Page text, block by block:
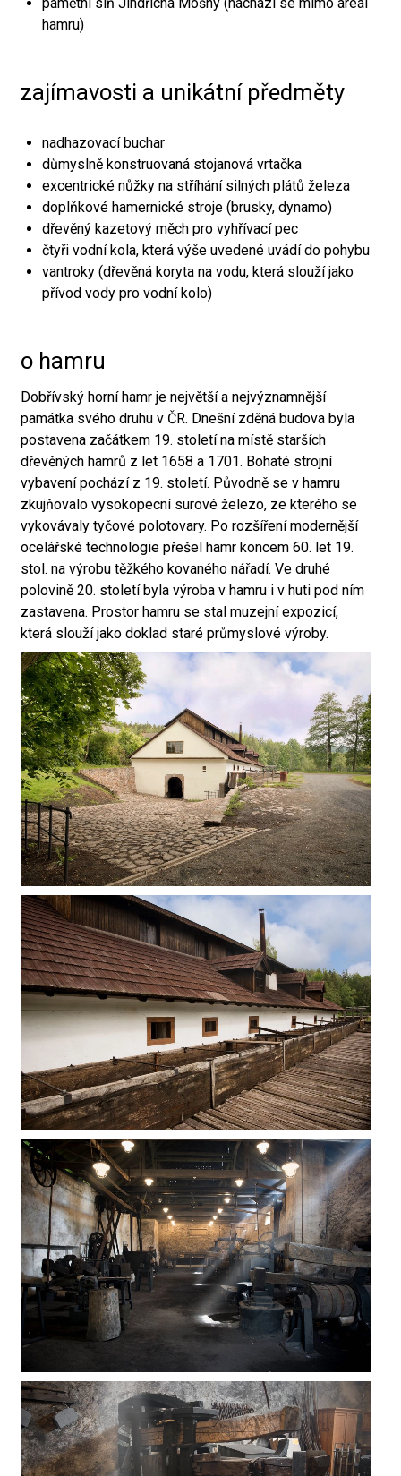
hamru)
zajímavosti a unikátní předměty
nadhazovací buchar
důmyslně konstruovaná stojanová vrtačka
excentrické nůžky na stříhání silných plátů železa
doplňkové hamernické stroje (brusky, dynamo)
dřevěný kazetový měch pro vyhřívací pec
čtyři vodní kola, která výše uvedené uvádí do pohybu
vantroky (dřevěná koryta na vodu, která slouží jako
přívod vody pro vodní kolo)
o hamru
Dobřívský horní hamr je největší a nejvýznamnější
památka svého druhu v ČR. Dnešní zděná budova byla
postavena začátkem 19. století na místě starších
dřevěných hamrů z let 1658 a 1701. Bohaté strojní
vybavení pochází z 19. století. Původně se v hamru
zkujňovalo vysokopecní surové železo, ze kterého se
vykovávaly tyčové polotovary. Po rozšíření modernější
ocelářské technologie přešel hamr koncem 60. let 19.
stol. na výrobu těžkého kovaného nářadí. Ve druhé
polovině 20. století byla výroba v hamru i v huti pod ním
zastavena. Prostor hamru se stal muzejní expozicí,
která slouží jako doklad staré průmyslové výroby.